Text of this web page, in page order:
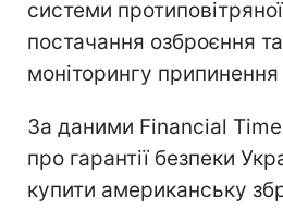
системи
постачання озброєння
моніторингу припинення
За даними Financial
про гарантії безпеки
купити американську